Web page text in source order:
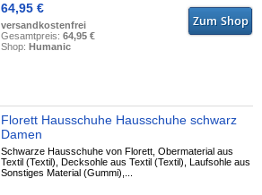
64,95 €
versandkostenfrei
Gesamtpreis:64,95 €
Shop:Humanic
Florett Hausschuhe Hausschuhe schwarz
Damen
Schwarze Hausschuhe von Florett, Obermaterial aus
Textil (Textil), Decksohle aus Textil (Textil), Laufsohle aus
Sonstiges Material (Gummi),...